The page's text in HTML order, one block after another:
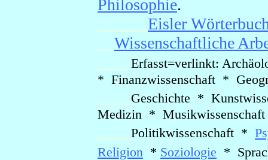
Philosophie.
Eisler
Wissenschaftliche
Erfasst=verlinkt:
* Finanzwissenschaft *
Geschichte *
Medizin *
Politikwissenschaft *
Religion * Soziologie *